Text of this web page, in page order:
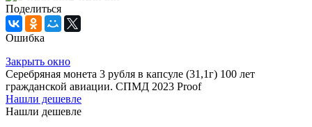
Поделиться
Ошибка
Закрыть окно
Серебряная монета 3 рубля в капсуле (31,1г) 100 лет
гражданской авиации. СПМД 2023 Proof
Нашли дешевле
Нашли дешевле